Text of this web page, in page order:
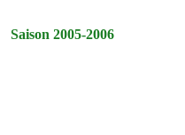
Saison 2005-2006